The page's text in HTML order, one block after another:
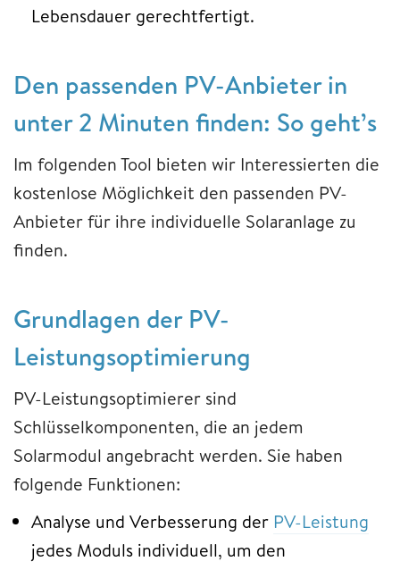
Lebensdauer gerechtfertigt.
Den passenden PV-Anbieter in
unter 2 Minuten finden: So geht’s
Im folgenden Tool bieten wir Interessierten die
kostenlose Möglichkeit den passenden PV-
Anbieter für ihre individuelle Solaranlage zu
finden.
Grundlagen der PV-
Leistungsoptimierung
PV-Leistungsoptimierer sind
Schlüsselkomponenten, die an jedem
Solarmodul angebracht werden. Sie haben
folgende Funktionen:
Analyse und Verbesserung der PV-Leistung
jedes Moduls individuell, um den